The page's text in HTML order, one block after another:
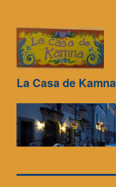
La Casa de Kamna